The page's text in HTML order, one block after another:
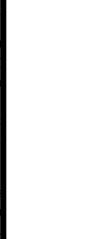
sostenible.
a cargo
patrocinio de
públicos y
una
y
normativos
en el
ese tiempo
puras y